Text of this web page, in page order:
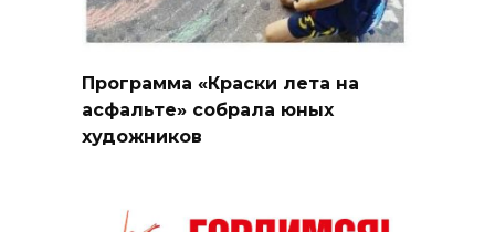
Программа «Краски лета на
асфальте» собрала юных
художников